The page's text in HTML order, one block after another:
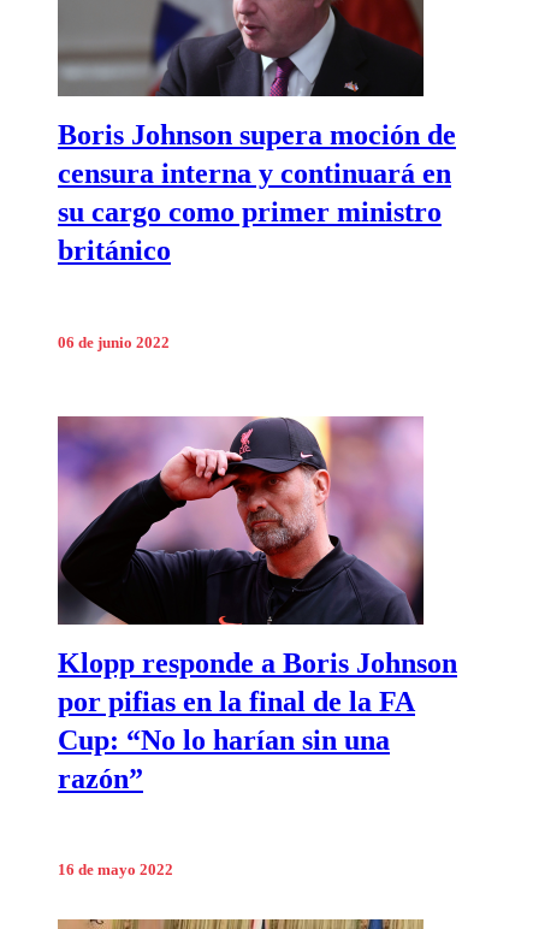
Boris Johnson supera moción de
censura interna y continuará en
su cargo como primer ministro
británico
06 de junio 2022
Klopp responde a Boris Johnson
por pifias en la final de la FA
Cup: “No lo harían sin una
razón”
16 de mayo 2022